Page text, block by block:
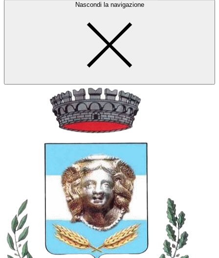
Nascondi la navigazione